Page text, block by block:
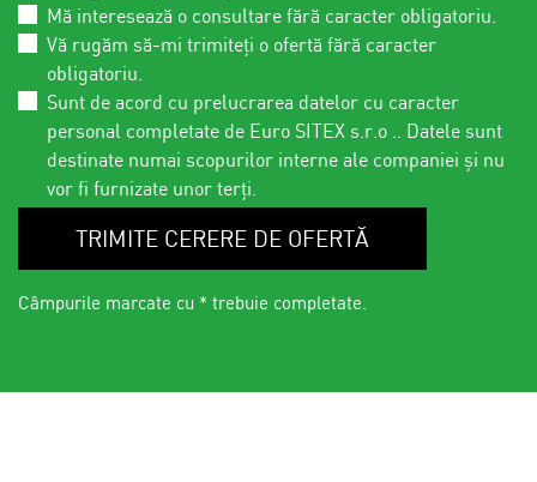
Mă interesează o consultare fără caracter obligatoriu.
Vă rugăm să-mi trimiteți o ofertă fără caracter
obligatoriu.
Sunt de acord cu prelucrarea datelor cu caracter
personal completate de Euro SITEX s.r.o .. Datele sunt
destinate numai scopurilor interne ale companiei și nu
vor fi furnizate unor terți.
TRIMITE CERERE DE OFERTĂ
Câmpurile marcate cu * trebuie completate.